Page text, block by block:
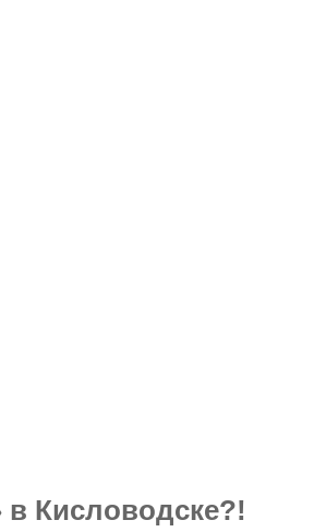
в Кисловодске?!